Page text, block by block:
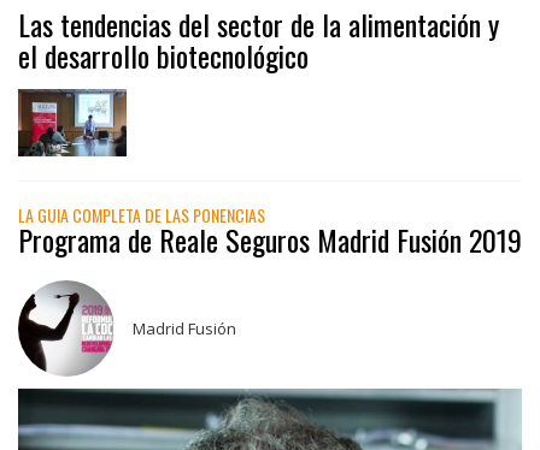
Las tendencias del sector de la alimentación y
el desarrollo biotecnológico
LA GUIA COMPLETA DE LAS PONENCIAS
Programa de Reale Seguros Madrid Fusión 2019
Madrid Fusión